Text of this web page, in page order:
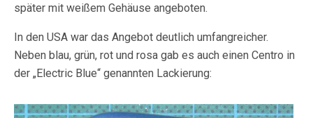
später mit weißem Gehäuse angeboten.
In den USA war das Angebot deutlich umfangreicher.
Neben blau, grün, rot und rosa gab es auch einen Centro in
der „Electric Blue“ genannten Lackierung: